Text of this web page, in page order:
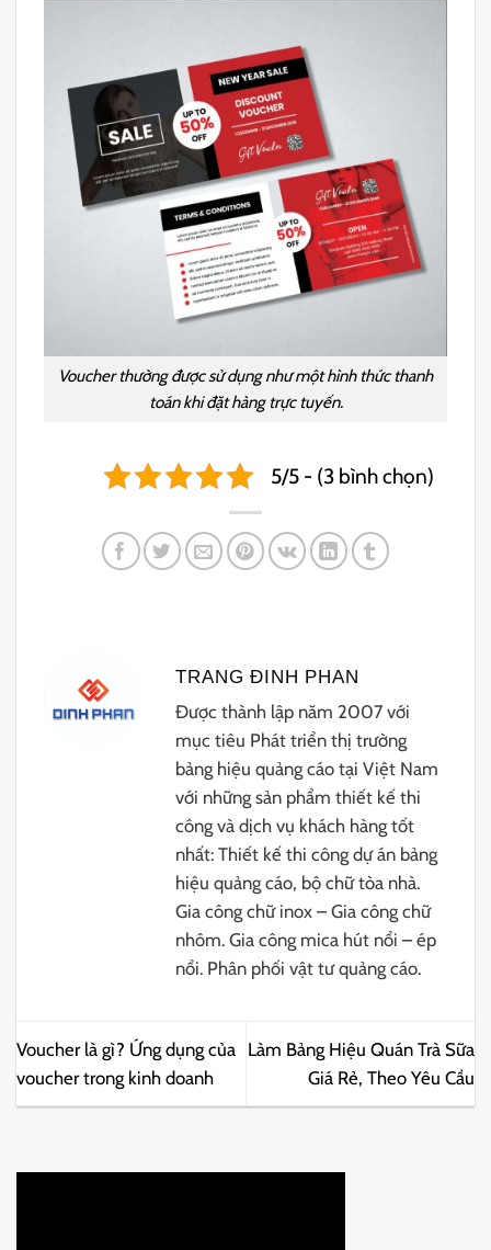
Voucher thường được sử dụng như một hình thức thanh
toán khi đặt hàng trực tuyến.
5/5 - (3 bình chọn)
TRANG ĐINH PHAN
Được thành lập năm 2007 với
mục tiêu Phát triển thị trường
bảng hiệu quảng cáo tại Việt Nam
với những sản phẩm thiết kế thi
công và dịch vụ khách hàng tốt
nhất: Thiết kế thi công dự án bảng
hiệu quảng cáo, bộ chữ tòa nhà.
Gia công chữ inox – Gia công chữ
nhôm. Gia công mica hút nổi – ép
nổi. Phân phối vật tư quảng cáo.
Voucher là gì? Ứng dụng của
voucher trong kinh doanh
Làm Bảng Hiệu Quán Trà Sữa
Giá Rẻ, Theo Yêu Cầu